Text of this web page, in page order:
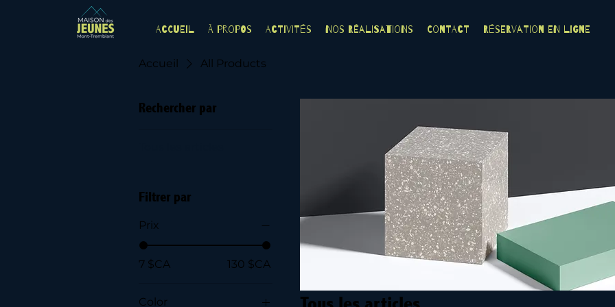
Accueil À Propos Activités Nos Réalisations Contact Réservation en ligne
Accueil All Products
Rechercher par
Filtrer par
Prix
7 $CA 130 $CA
Color